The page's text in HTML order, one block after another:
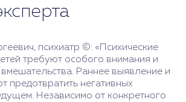
психиатр ©: «Психические
требуют особого внимания и
Раннее выявление и
предотвратить негативных
Независимо от конкретного